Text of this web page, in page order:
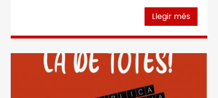
Llegir més